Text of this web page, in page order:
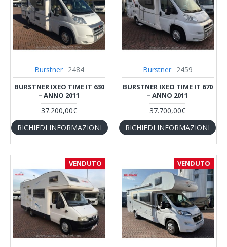
Burstner 2484
BURSTNER IXEO TIME IT 630
– ANNO 2011
37.200,00€
RICHIEDI INFORMAZIONI
Burstner 2459
BURSTNER IXEO TIME IT 670
– ANNO 2011
37.700,00€
RICHIEDI INFORMAZIONI
VENDUTO VENDUTO